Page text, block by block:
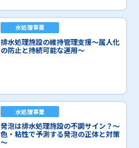
水処理事業
排水処理施設の維持管理支援～属人化
の防止と持続可能な運用～
水処理事業
発泡は排水処理施設の不調サイン？～
色・粘性で予測する発泡の正体と対策
～